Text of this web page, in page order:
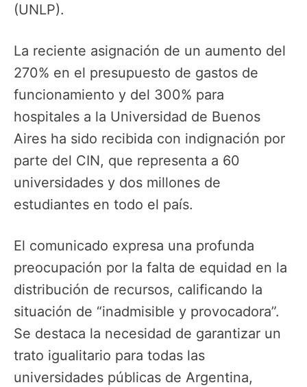
(UNLP).
La reciente asignación de un aumento del
270% en el presupuesto de gastos de
funcionamiento y del 300% para
hospitales a la Universidad de Buenos
Aires ha sido recibida con indignación por
parte del CIN, que representa a 60
universidades y dos millones de
estudiantes en todo el país.
El comunicado expresa una profunda
preocupación por la falta de equidad en la
distribución de recursos, calificando la
situación de “inadmisible y provocadora”.
Se destaca la necesidad de garantizar un
trato igualitario para todas las
universidades públicas de Argentina,